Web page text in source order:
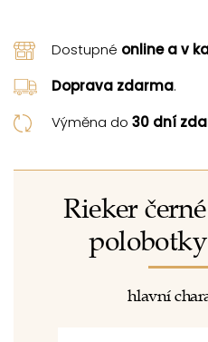
Dostupné online a v
Doprava zdarma.
Výměna do 30 dní
Rieker
polobotky
hlavní